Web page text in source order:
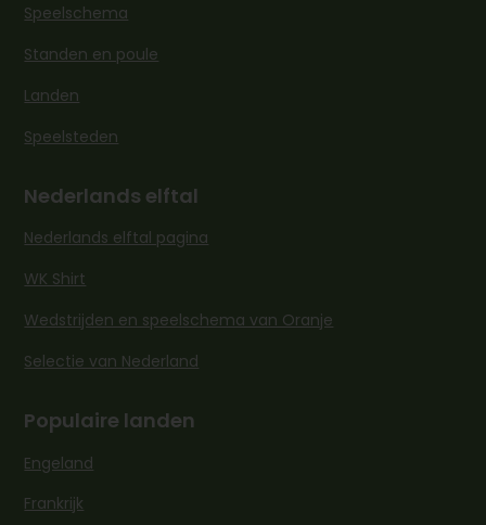
Speelschema
Standen en poule
Landen
Speelsteden
Nederlands elftal
Nederlands elftal pagina
WK Shirt
Wedstrijden en speelschema van Oranje
Selectie van Nederland
Populaire landen
Engeland
Frankrijk